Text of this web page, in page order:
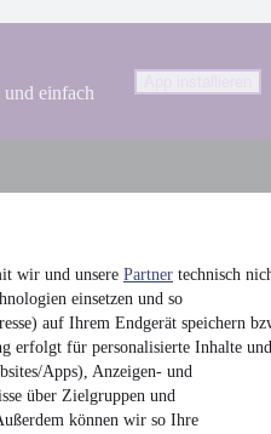
wir und unsere Partner technisch
einsetzen und so
auf Ihrem Endgerät speichern
erfolgt für personalisierte Inhalte und
Apps), Anzeigen- und
über Zielgruppen und
können wir so Ihre
einfach